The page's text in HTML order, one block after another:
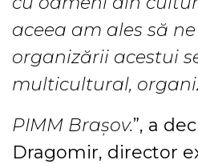
aceea am ales să
organizării acestui
multicultural,
PIMM Brașov.”, a
Dragomir, director